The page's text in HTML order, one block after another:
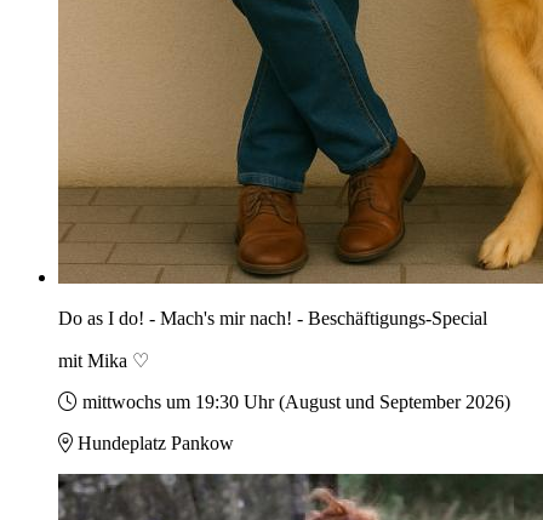
Do as I do! - Mach's mir nach! - Beschäftigungs-Special
mit Mika ♡
mittwochs um 19:30 Uhr (August und September 2026)
Hundeplatz Pankow